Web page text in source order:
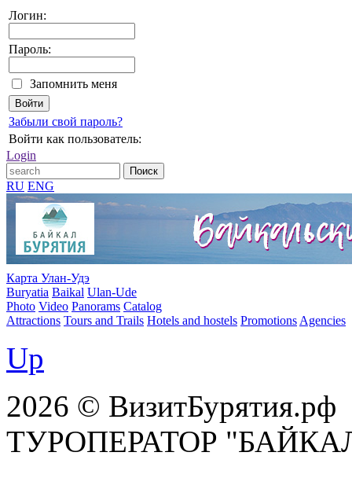
Логин:
Пароль:
Запомнить меня
Забыли свой пароль?
Войти как пользователь:
Login
RU ENG
Карта Улан-Удэ
Buryatia Baikal Ulan-Ude
Photo Video Panorams Catalog
Attractions Tours and Trails Hotels and hostels Promotions Agencies
Up
2026 © ВизитБурятия.рф
ТУРОПЕРАТОР